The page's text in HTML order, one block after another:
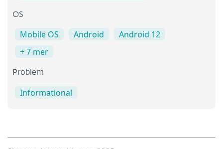
OS
Mobile OS Android
Android 12
+ 7 mer
Problem
Informational